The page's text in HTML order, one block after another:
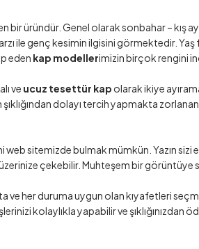
bir üründür. Genel olarak sonbahar – kış
ile genç kesimin ilgisini görmektedir.
eden kap modellerimizin birçok rengini
ve ucuz tesettür kap olarak ikiye
şıklığından dolayı tercih yapmakta
web sitemizde bulmak mümkün. Yazın sizi
çekebilir. Muhteşem bir görüntüye
ve her duruma uygun olan kıyafetleri
kolaylıkla yapabilir ve şıklığınızdan